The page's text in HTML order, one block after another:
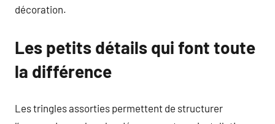
décoration.
Les petits détails qui font toute
la différence
Les tringles assorties permettent de structurer